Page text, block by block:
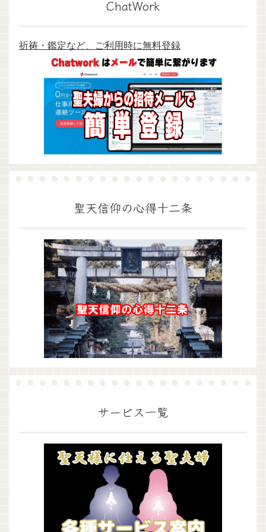
ChatWork
祈祷・鑑定など、ご利用時に無料登録
聖天信仰の心得十二条
サービス一覧